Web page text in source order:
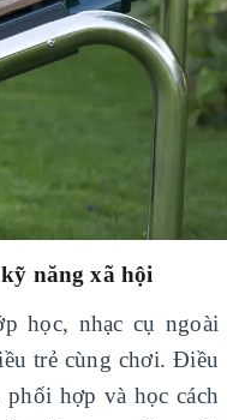
năng xã hội
học, nhạc cụ ngoài
trẻ cùng chơi. Điều
hợp và học cách